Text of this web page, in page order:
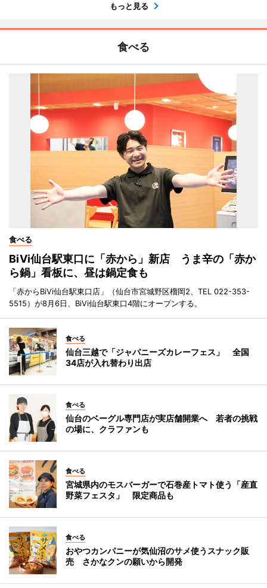
もっと見る
食べる
食べる
BiVi仙台駅東口に「赤から」新店 うま辛の「赤か
ら鍋」看板に、昼は鍋定食も
「赤からBiVi仙台駅東口店」（仙台市宮城野区榴岡2、TEL 022-353-
5515）が8月6日、BiVi仙台駅東口4階にオープンする。
食べる
仙台三越で「ジャパニーズカレーフェス」 全国
34店が入れ替わり出店
食べる
仙台のベーグル専門店が実店舗開業へ 若者の挑戦
の場に、クラファンも
食べる
宮城県内のモスバーガーで石巻産トマト使う「産直
野菜フェスタ」 限定商品も
食べる
おやつカンパニーが気仙沼のサメ使うスナック販
売 さかなクンの願いから開発